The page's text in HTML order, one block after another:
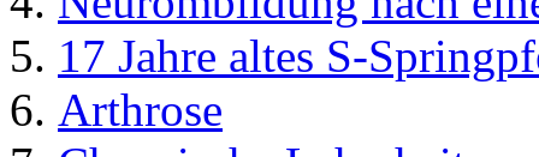
17 Jahre altes S-
Arthrose